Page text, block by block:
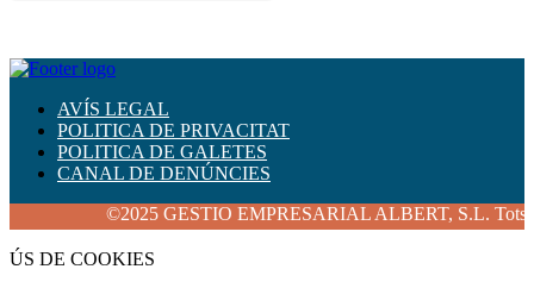
AVÍS LEGAL
POLITICA DE PRIVACITAT
POLITICA DE GALETES
CANAL DE DENÚNCIES
©2025 GESTIO EMPRESARIAL ALBERT, S.L. Tots els
ÚS DE COOKIES